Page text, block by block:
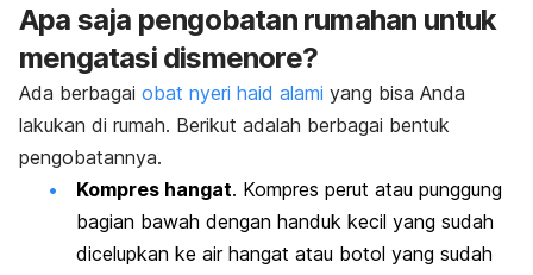
Apa saja pengobatan rumahan untuk
mengatasi dismenore?
Ada berbagai obat nyeri haid alami yang bisa Anda
lakukan di rumah. Berikut adalah berbagai bentuk
pengobatannya.
Kompres hangat. Kompres perut atau punggung
bagian bawah dengan handuk kecil yang sudah
dicelupkan ke air hangat atau botol yang sudah